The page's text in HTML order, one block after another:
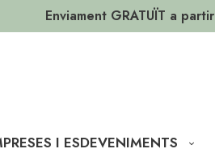
-10% en la primera comanda
I ESDEVENIMENTS